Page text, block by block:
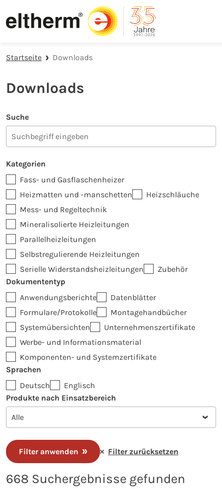
Zur Hauptnavigation springen
Zum Hauptinhalt springen
Zur Fußzeile der Seite springen
Startseite Downloads
Downloads
Suche
Kategorien
Fass- und Gasflaschenheizer
Heizmatten und -manschetten
Heizschläuche
Mess- und Regeltechnik
Mineralisolierte Heizleitungen
Parallelheizleitungen
Selbstregulierende Heizleitungen
Serielle Widerstandsheizleitungen
Zubehör
Dokumententyp
Anwendungsberichte
Datenblätter
Formulare/Protokolle
Montagehandbücher
Systemübersichten
Unternehmenszertifikate
Werbe- und Informationsmaterial
Komponenten- und Systemzertifikate
Sprachen
Deutsch
Englisch
Produkte nach Einsatzbereich
Filter anwenden Filter zurücksetzen
668 Suchergebnisse gefunden